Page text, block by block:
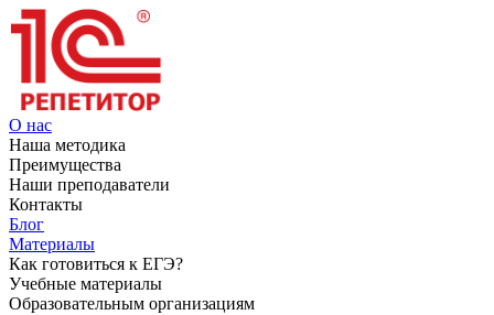
О нас
Наша методика
Преимущества
Наши преподаватели
Контакты
Блог
Материалы
Как готовиться к ЕГЭ?
Учебные материалы
Образовательным организациям